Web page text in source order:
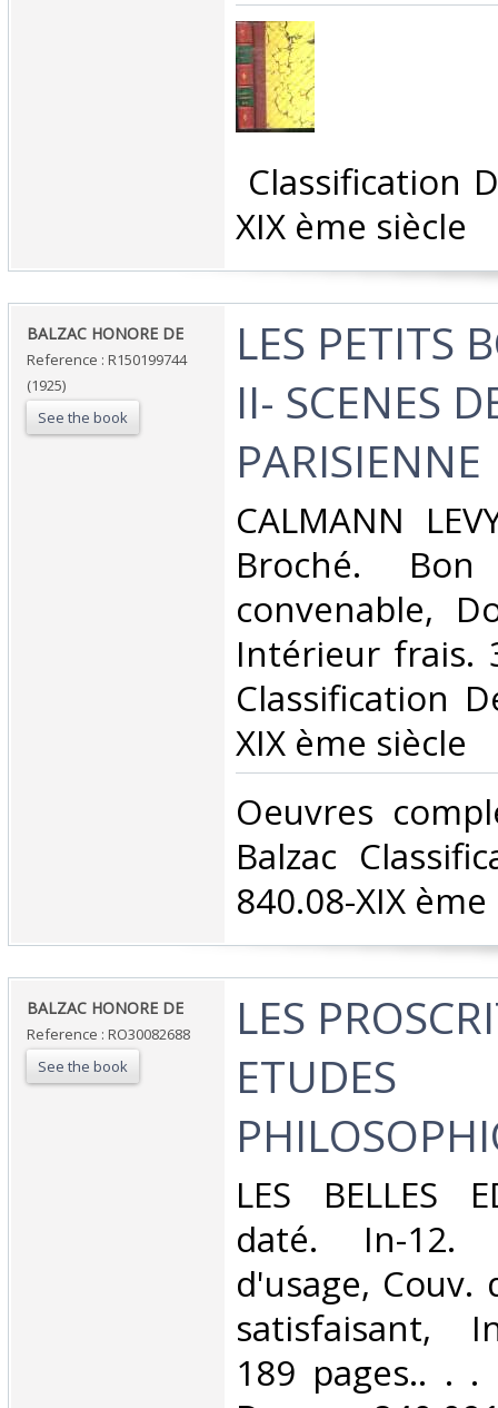
Classification
XIX ème siècle‎
‎BALZAC HONORE DE‎
Reference : R150199744
(1925)
See the book
‎LES PETITS
II- SCENES
PARISIENNE‎
‎CALMANN
Broché.
convenable,
Intérieur frais.
Classification
XIX ème siècle‎
‎Oeuvres
Balzac
840.08-XIX
‎BALZAC HONORE DE‎
Reference : RO30082688
See the book
‎LES
ETUDES
‎LES BELLES
daté. In-12.
d'usage, Couv.
satisfaisant,
189 pages.. . .